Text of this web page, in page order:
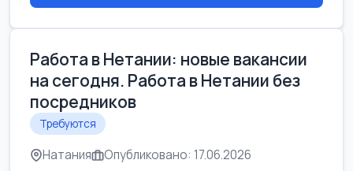
Работа в Нетании: новые вакансии
на сегодня. Работа в Нетании без
посредников
Требуются
Натания Опубликовано: 17.06.2026